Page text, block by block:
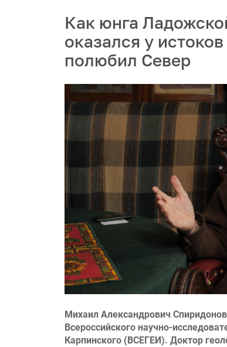
Как юнга
оказался у
полюбил Север
Михаил Александрович
Всероссийского научно-
Карпинского (ВСЕГЕИ). Доктор